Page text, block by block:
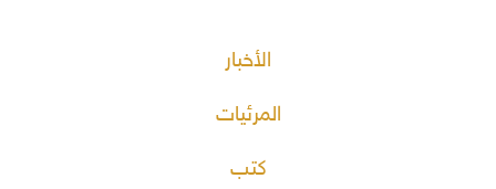
الأخبار
المرئيات
كتب